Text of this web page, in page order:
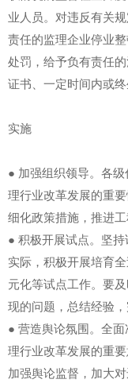
业人员。对违反有关
责任的监理企业停业
处罚，给予负有责任
证书、一定时间内或终
实施
● 加强组织领导。各
理行业改革发展的重
细化政策措施，推进
● 积极开展试点。坚
实际，积极开展培育
元化等试点工作。要
现的问题，总结经验
● 营造舆论氛围。全
理行业改革发展的重
加强舆论监督，加大